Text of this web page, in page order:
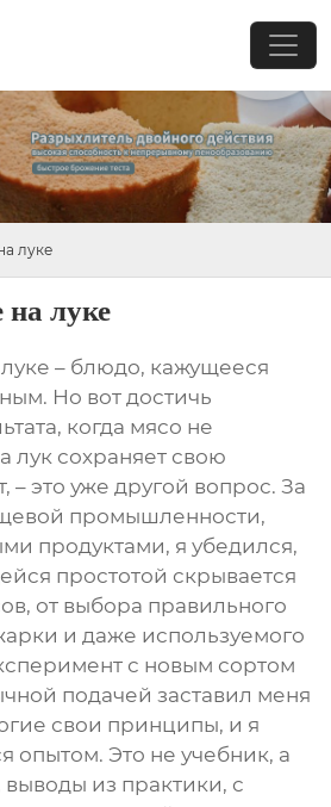
луке
луке
– блюдо, кажущееся
Но вот достичь
когда мясо не
лук сохраняет свою
– это уже другой вопрос. За
промышленности,
продуктами, я убедился,
простотой скрывается
от выбора правильного
и даже используемого
с новым сортом
подачей заставил меня
свои принципы, и я
опытом. Это не учебник, а
из практики, с